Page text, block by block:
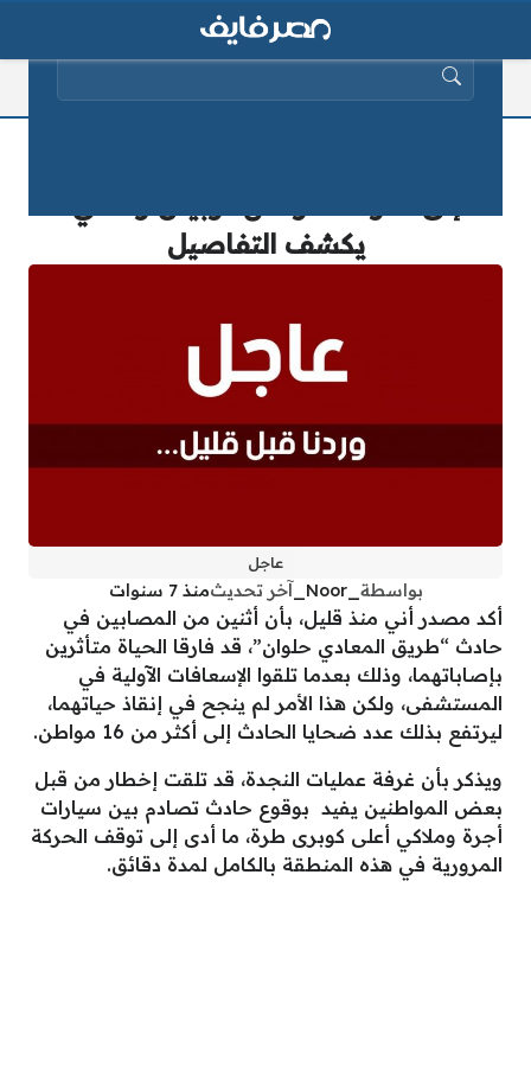
يكشف التفاصيل
عاجل
بواسطة _Noor_ آخر تحديثمنذ 7 سنوات
أكد مصدر أني منذ قليل، بأن أثنين من المصابين في
حادث “طريق المعادي حلوان”، قد فارقا الحياة متأثرين
بإصاباتهما، وذلك بعدما تلقوا الإسعافات الآولية في
المستشفى، ولكن هذا الأمر لم ينجح في إنقاذ حياتهما،
ليرتفع بذلك عدد ضحايا الحادث إلى أكثر من 16 مواطن.
ويذكر بأن غرفة عمليات النجدة، قد تلقت إخطار من قبل
بعض المواطنين يفيد بوقوع حادث تصادم بين سيارات
أجرة وملاكي أعلى كوبرى طرة، ما أدى إلى توقف الحركة
المرورية في هذه المنطقة بالكامل لمدة دقائق.
البحث عن: